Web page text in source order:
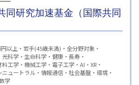
同研究加速基金（国際共同
以上 若手(45歳未満)
全分野対象
光科学 生命科学
健康・長寿
料工学 機械工学 電子工学 AI
XR
ニュートラル 情報通信 社会基盤
環境
学